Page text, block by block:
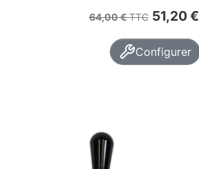
Prix de base
64,00 €TTC Prix
51,20 €
Configurer